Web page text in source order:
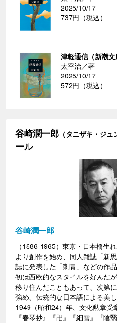
2025/10/17
737円（税込）
津軽通信（新潮文
太宰治／著
2025/10/17
572円（税込）
谷崎潤一郎 （タニザキ・ジュ
ール
谷崎潤一郎
（1886-1965）東京・日本橋生
より創作を始め、同人雑誌「新
誌に発表した「刺青」などの作
初は西欧的なスタイルを好んだ
移り住んだこともあって、次第
強め、伝統的な日本語による美
1949（昭和24）年、文化勲章受
『春琴抄』『卍』『細雪』『陰